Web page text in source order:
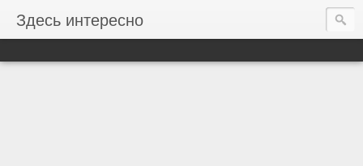
Здесь интересно